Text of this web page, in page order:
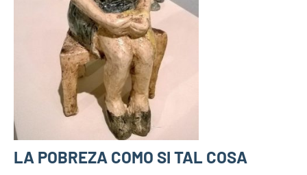
LA POBREZA COMO SI TAL COSA